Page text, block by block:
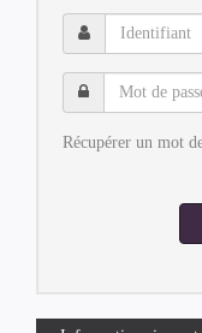
Identifiant
Mot
de
Récupérer un mot